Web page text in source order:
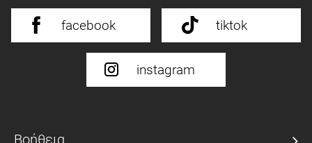
facebook tiktok
instagram